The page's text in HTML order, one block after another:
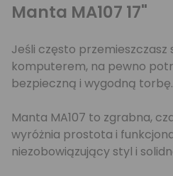
Manta MA107 17"
Jeśli często przemieszczasz
komputerem, na pewno
bezpieczną i wygodną torbę.
Manta MA107 to zgrabna,
wyróżnia prostota i
niezobowiązujący styl i